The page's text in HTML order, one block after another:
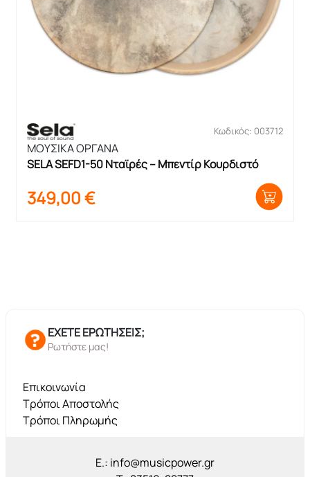
Κωδικός: 003712
ΜΟΥΣΙΚΑ ΟΡΓΑΝΑ
SELA SEFD1-50 Νταϊρές – Μπεντίρ Κουρδιστό
349,00€
ΕΧΕΤΕ ΕΡΩΤΗΣΕΙΣ;
Ρωτήστε μας!
Επικοινωνία
Τρόποι Αποστολής
Τρόποι Πληρωμής
E.: info@musicpower.gr